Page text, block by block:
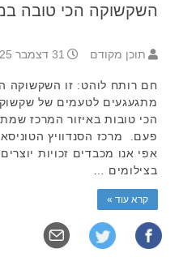
השקשוקה הכי טובה
תוכן מקודם 31 דצמבר 2025 9:15
מתגעגעים לטעמים של
הכי טובות באיזור המרכז
פעם. מרכז הסנדוויץ
אפי אנו מכבדים זכויות
בצילומים …
קרא עוד »